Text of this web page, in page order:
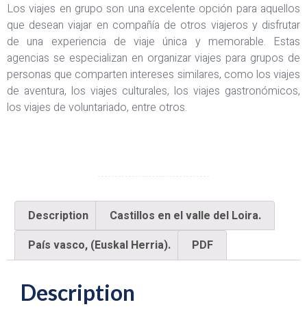
Los viajes en grupo son una excelente opción para aquellos
que desean viajar en compañía de otros viajeros y disfrutar
de una experiencia de viaje única y memorable. Estas
agencias se especializan en organizar viajes para grupos de
personas que comparten intereses similares, como los viajes
de aventura, los viajes culturales, los viajes gastronómicos,
los viajes de voluntariado, entre otros.
Description
Castillos en el valle del Loira.
País vasco, (Euskal Herria).
PDF
Description